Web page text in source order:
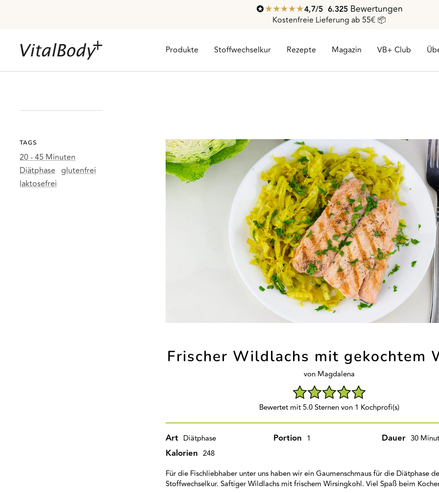
4,7/ 5 6.325 Bewertungen
Kostenfreie Lieferung ab 55€ 📦
Produkte Stoffwechselkur Rezepte Magazin VB+ Club
VitalBodyPLUS.de
TAGS
20 - 45 Minuten
Diätphase glutenfrei
laktosefrei
Frischer Wildlachs mit gekochtem
von Magdalena
Bewertet mit 5.0 Sternen von 1 Kochprofi(s)
Art Diätphase Portion 1 Dauer 30
Kalorien 248
Für die Fischliebhaber unter uns haben wir ein Gaumenschmaus für die Diätphase
Stoffwechselkur. Saftiger Wildlachs mit frischem Wirsingkohl. Viel Spaß beim